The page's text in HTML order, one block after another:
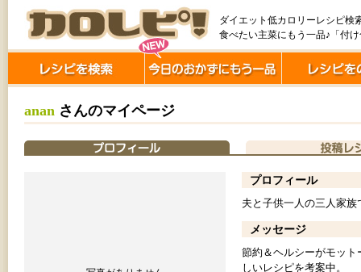
ダイエット低カロリーレシピ検
食べたい主菜にもう一品♪「付
anan さんのマイページ
プロフィール
夫と子供一人の三人家族
メッセージ
節約＆ヘルシーがモッ
しいレシピを考案中。